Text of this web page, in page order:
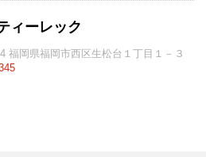
ィーレック
福岡県福岡市西区生松台１丁目１－３